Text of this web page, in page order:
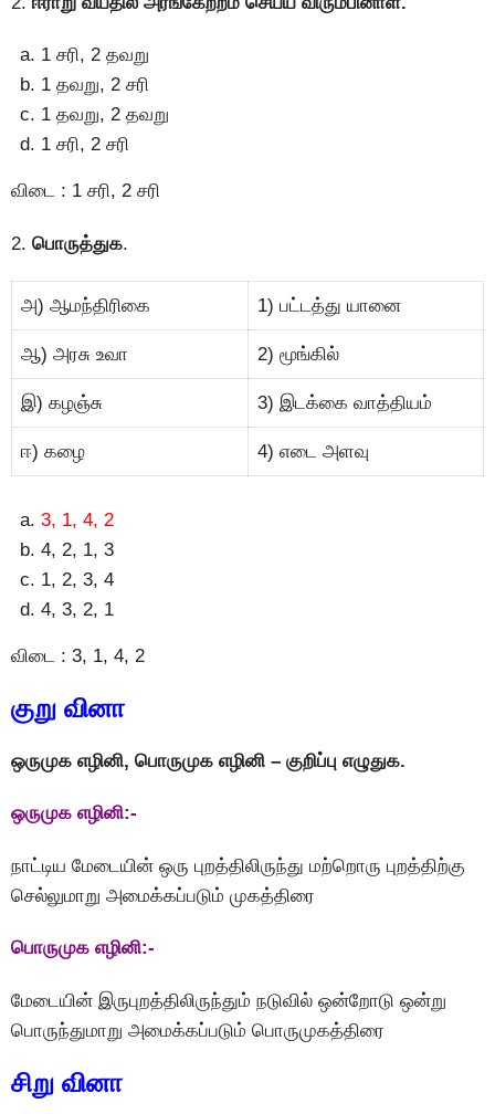
1 சரி, 2 தவறு
1 தவறு, 2 சரி
1 தவறு, 2 தவறு
1 சரி, 2 சரி
விடை : 1 சரி, 2 சரி
2. பொருத்துக.
அ) ஆமந்திரிகை 1) பட்டத்து யானை
ஆ) அரசு உவா 2) மூங்கில்
இ) கழஞ்சு 3) இடக்கை வாத்தியம்
ஈ) கழை 4) எடை அளவு
3, 1, 4, 2
4, 2, 1, 3
1, 2, 3, 4
4, 3, 2, 1
விடை : 3, 1, 4, 2
குறு வினா
ஒருமுக எழினி, பொருமுக எழினி – குறிப்பு எழுதுக.
ஒருமுக எழினி:-
நாட்டிய மேடையின் ஒரு புறத்திலிருந்து மற்றொரு புறத்திற்கு
செல்லுமாறு அமைக்கப்படும் முகத்திரை
பொருமுக எழினி:-
மேடையின் இருபுறத்திலிருந்தும் நடுவில் ஒன்றோடு ஒன்று
பொருந்துமாறு அமைக்கப்படும் பொருமுகத்திரை
சிறு வினா